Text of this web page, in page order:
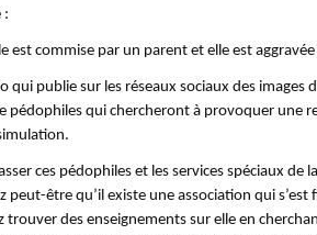
:
est commise par un parent et elle est
qui publie sur les réseaux sociaux des images
pédophiles qui chercheront à provoquer une
ces pédophiles et les services spéciaux de
peut-être qu’il existe une association qui s’est
trouver des enseignements sur elle en